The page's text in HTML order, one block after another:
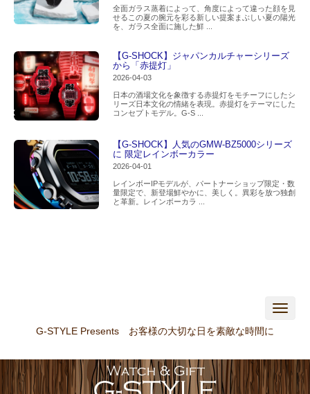
全面ガラス蒸着によって、角度によって違った顔を見
せるこの夏の腕元を彩る新しい提案まぶしい夏の陽光
を、ガラス全面に施した鮮 ...
【G-SHOCK】ジャパンカルチャーシリーズ
から「赤提灯」
2026-04-03
日本の酒場文化を象徴する赤提灯をモチーフにしたシ
リーズ日本文化の情緒を表現。赤提灯をテーマにした
コンセプトモデル。G-S ...
【G-SHOCK】人気のGMW-BZ5000シリーズ
に 限定レインボーカラー
2026-04-01
レインボーIPモデルが、パートナーショップ限定・数
量限定で、新登場鮮やかに、美しく。異彩を放つ独創
と革新。レインボーカラ ...
N
a
t
i
G-STYLE Presents お客様の大切な日を素敵な時間に